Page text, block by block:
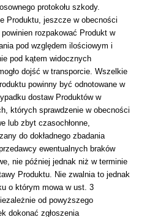
protokołu szkody.
Produktu, jeszcze w obecności
rozpakować Produkt w
pod względem ilościowym i
pod kątem widocznych
dojść w transporcie. Wszelkie
powinny być odnotowane w
dostaw Produktów w
których sprawdzenie w obecności
lub zbyt czasochłonne,
do dokładnego zbadania
ewentualnych braków
nie później jednak niż w terminie
Produktu. Nie zwalnia to jednak
o którym mowa w ust. 3
od powyższego
dokonać zgłoszenia